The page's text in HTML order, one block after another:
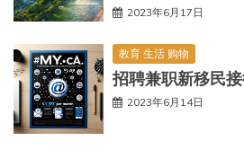
2023年6月17日
教育 生活 购物
招聘兼职新移民
2023年6月14日